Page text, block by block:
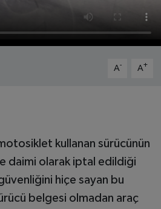
A- A+
motosiklet kullanan sürücünün
daimi olarak iptal edildiği
hiçe sayan bu
belgesi olmadan araç